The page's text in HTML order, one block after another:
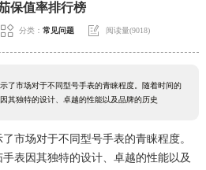
保值率排行榜
 分类： 常见问题  阅读量(9018)
了市场对于不同型号手表的青睐程度。随着时间的
其独特的设计、卓越的性能以及品牌的历史
场对于不同型号手表的青睐程度。
表因其独特的设计、卓越的性能以及